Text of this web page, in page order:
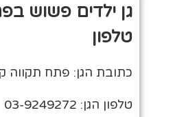
גן ילדים פשוש
טלפון
כתובת הגן: פתח תקווה
טלפון הגן: 03-9249272